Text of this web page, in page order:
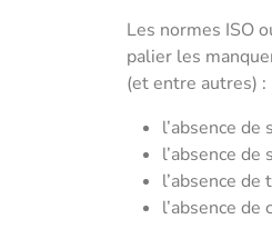
Les normes ISO
palier les
(et entre autres) :
l’absence de
l’absence
l’absence
l’absence